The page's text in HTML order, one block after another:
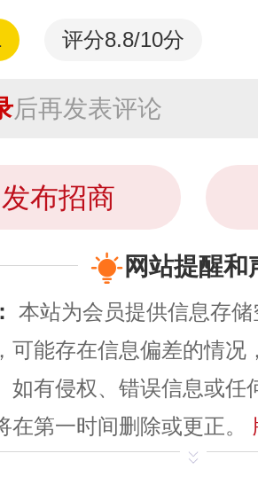
评分8.8/10分
后再发表评论
发布招商
网站提醒和
本站为会员提供信息存
可能存在信息偏差的情况
如有侵权、错误信息或任
在第一时间删除或更正。
平台自有内容（文字